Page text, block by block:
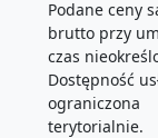
Podane ceny
brutto przy
czas
Dostępność
ograniczona
terytorialnie.